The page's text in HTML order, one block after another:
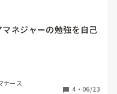
ネジャーの勉強を自己
なかったのですが、自
ったと思いますが、資
ミナー等を受ける必要
ら嬉しいです。
ナース
4 ・ 06/23